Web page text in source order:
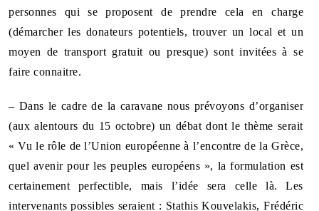
personnes qui se proposent de prendre cela en charge
(démarcher les donateurs potentiels, trouver un local et un
moyen de transport gratuit ou presque) sont invitées à se
faire connaitre.
– Dans le cadre de la caravane nous prévoyons d’organiser
(aux alentours du 15 octobre) un débat dont le thème serait
« Vu le rôle de l’Union européenne à l’encontre de la Grèce,
quel avenir pour les peuples européens », la formulation est
certainement perfectible, mais l’idée sera celle là. Les
intervenants possibles seraient : Stathis Kouvelakis, Frédéric